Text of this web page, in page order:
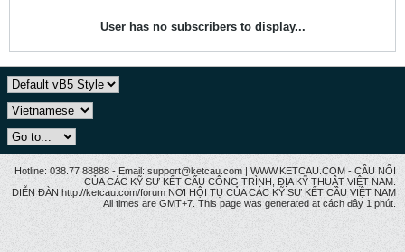
User has no subscribers to display...
Hotline: 038.77 88888 - Email: support@ketcau.com | WWW.KETCAU.COM - CẦU NỐI
CỦA CÁC KỸ SƯ KẾT CẤU CÔNG TRÌNH, ĐỊA KỸ THUẬT VIỆT NAM.
DIỄN ĐÀN http://ketcau.com/forum NƠI HỘI TỤ CỦA CÁC KỸ SƯ KẾT CÂU VIỆT NAM
All times are GMT+7. This page was generated at cách đây 1 phút.